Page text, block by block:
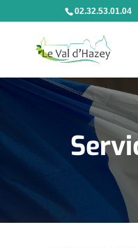
02.32.53.01.04